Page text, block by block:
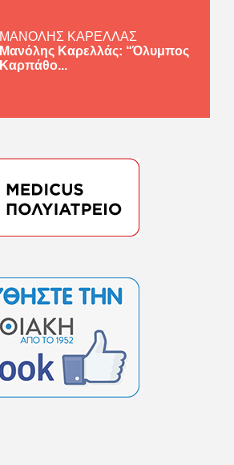
ΜΑΝΟΛΗΣ ΚΑΡΕΛΛΑΣ
Μανόλης Καρελλάς: “Όλυμπος
Καρπάθο...